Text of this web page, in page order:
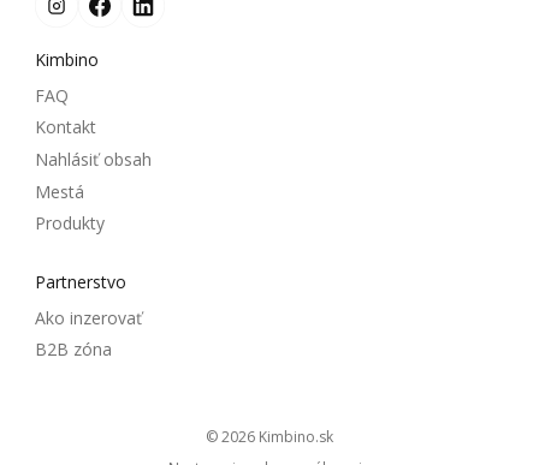
Kimbino
FAQ
Kontakt
Nahlásiť obsah
Mestá
Produkty
Partnerstvo
Ako inzerovať
B2B zóna
© 2026
kimbino.sk